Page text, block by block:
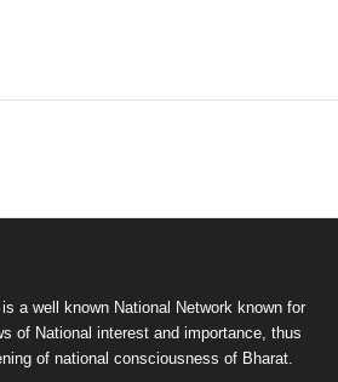
a well known National Network known for
of National interest and importance, thus
of national consciousness of Bharat.